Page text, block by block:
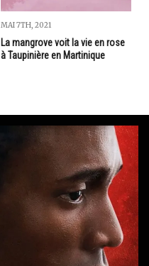
MAI 7TH, 2021
La mangrove voit la vie en rose
à Taupinière en Martinique